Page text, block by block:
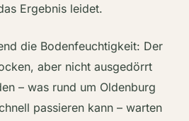
Ergebnis leidet.
die Bodenfeuchtigkeit: Der
aber nicht ausgedörrt
– was rund um Oldenburg
passieren kann – warten